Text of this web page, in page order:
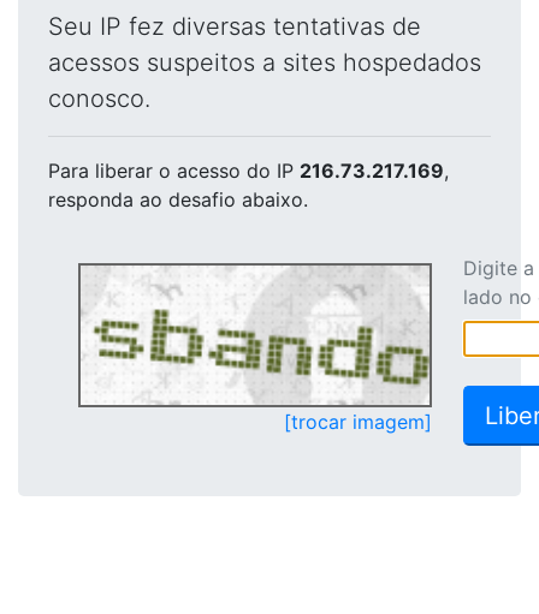
Seu IP fez diversas tentativas de
acessos suspeitos a sites hospedados
conosco.
Para liberar o acesso do IP 216.73.217.169,
responda ao desafio abaixo.
[trocar imagem]
Digite
lado no